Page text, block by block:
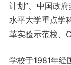
计划”、中国政
水平大学重点学
革实验示范校、
学校于1981年经